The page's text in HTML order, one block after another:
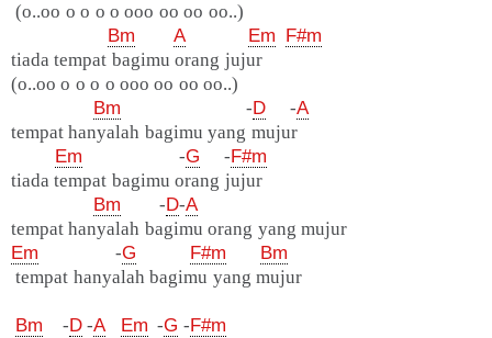
(o..oo o o o o ooo oo oo oo..)
Bm
A Em F#m
tiada tempat bagimu orang jujur
(o..oo o o o o ooo oo oo oo..)
Bm -D -A
tempat hanyalah bagimu yang mujur
Em -G -F#m
tiada tempat bagimu orang jujur
Bm -D-A
tempat hanyalah bagimu orang yang mujur
Em -G F#m
Bm
tempat hanyalah bagimu yang mujur
Bm -D -A Em -G -F#m